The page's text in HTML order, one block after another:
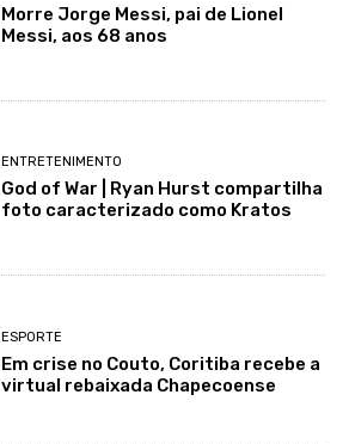
Morre Jorge Messi, pai de Lionel
Messi, aos 68 anos
ENTRETENIMENTO
God of War | Ryan Hurst compartilha
foto caracterizado como Kratos
ESPORTE
Em crise no Couto, Coritiba recebe a
virtual rebaixada Chapecoense